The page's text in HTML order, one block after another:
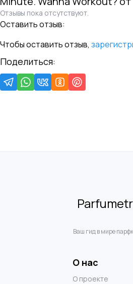
Отзывы пока отсутствуют.
Оставить отзыв:
Чтобы оставить отзыв,
Поделиться:
Ваш гид в мире
О нас
О проекте